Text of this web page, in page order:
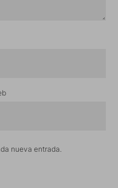
nueva entrada.